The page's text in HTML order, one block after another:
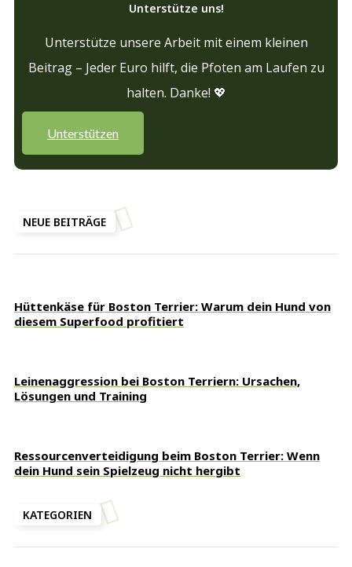
Unterstütze uns!
Unterstütze unsere Arbeit mit einem kleinen
Beitrag – Jeder Euro hilft, die Pfoten am Laufen zu
halten. Danke! 💖
Unterstützen
NEUE BEITRÄGE
Hüttenkäse für Boston Terrier: Warum dein Hund von
diesem Superfood profitiert
Leinenaggression bei Boston Terriern: Ursachen,
Lösungen und Training
Ressourcenverteidigung beim Boston Terrier: Wenn
dein Hund sein Spielzeug nicht hergibt
KATEGORIEN